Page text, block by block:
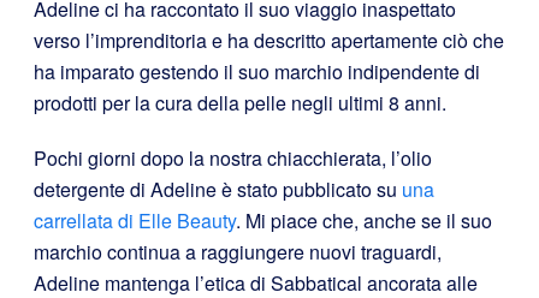
Adeline ci ha raccontato il suo viaggio inaspettato
verso l’imprenditoria e ha descritto apertamente ciò che
ha imparato gestendo il suo marchio indipendente di
prodotti per la cura della pelle negli ultimi 8 anni.
Pochi giorni dopo la nostra chiacchierata, l’olio
detergente di Adeline è stato pubblicato su una
carrellata di Elle Beauty. Mi piace che, anche se il suo
marchio continua a raggiungere nuovi traguardi,
Adeline mantenga l’etica di Sabbatical ancorata alle